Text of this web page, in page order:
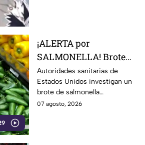
¡ALERTA por
SALMONELLA! Brote
ligado a CHILES
jalapeños ya afecta a 27
estados
Autoridades sanitarias de
Estados Unidos investigan un
brote de salmonella
relacionado con chiles
07 agosto, 2026